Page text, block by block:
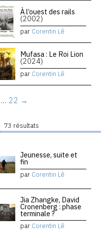
À l’ouest des rails
(2002)
par Corentin Lê
Mufasa : Le Roi Lion
(2024)
par Corentin Lê
… 22 →
73 résultats
Jeunesse, suite et
fin
par Corentin Lê
Jia Zhangke, David
Cronenberg : phase
terminale ?
par Corentin Lê